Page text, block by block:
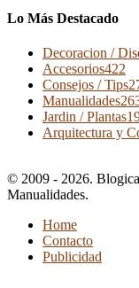
Lo Más Destacado
Decoracion /
Accesorios422
Consejos / Tips
Manualidades
Jardin / Plantas
Arquitectura y
© 2009 - 2026.
Manualidades.
Home
Contacto
Publicidad